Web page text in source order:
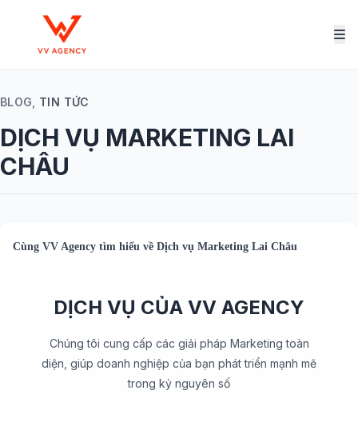
BLOG, TIN TỨC
DỊCH VỤ MARKETING LAI
CHÂU
Cùng VV Agency tìm hiểu về Dịch vụ Marketing Lai Châu
DỊCH VỤ CỦA VV AGENCY
Chúng tôi cung cấp các giải pháp Marketing toàn
diện, giúp doanh nghiệp của bạn phát triển mạnh mẽ
trong kỷ nguyên số